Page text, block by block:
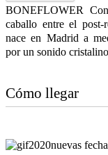
BONEFLOWER
caballo entre el
nace en Madrid a
por un sonido
Cómo llegar